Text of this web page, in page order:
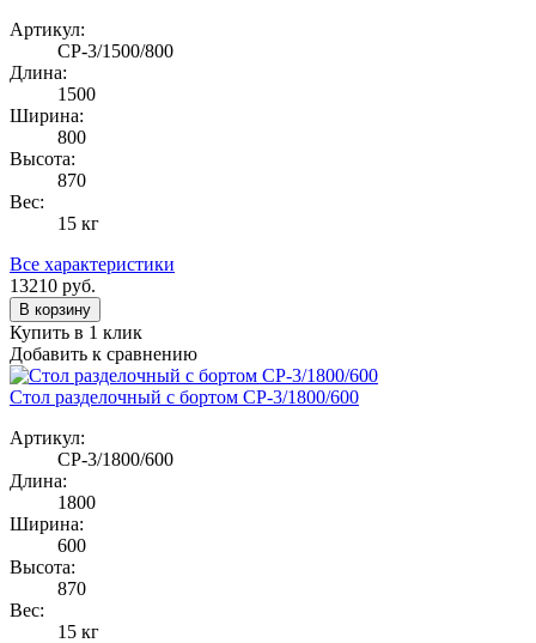
Артикул:
СР-3/1500/800
Длина:
1500
Ширина:
800
Высота:
870
Вес:
15 кг
Все характеристики
13210 руб.
В корзину
Купить в 1 клик
Добавить к сравнению
Стол разделочный с бортом СР-3/1800/600
Артикул:
СР-3/1800/600
Длина:
1800
Ширина:
600
Высота:
870
Вес:
15 кг